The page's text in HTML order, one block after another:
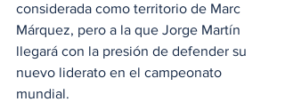
considerada como territorio de Marc
Márquez, pero a la que Jorge Martín
llegará con la presión de defender su
nuevo liderato en el campeonato
mundial.